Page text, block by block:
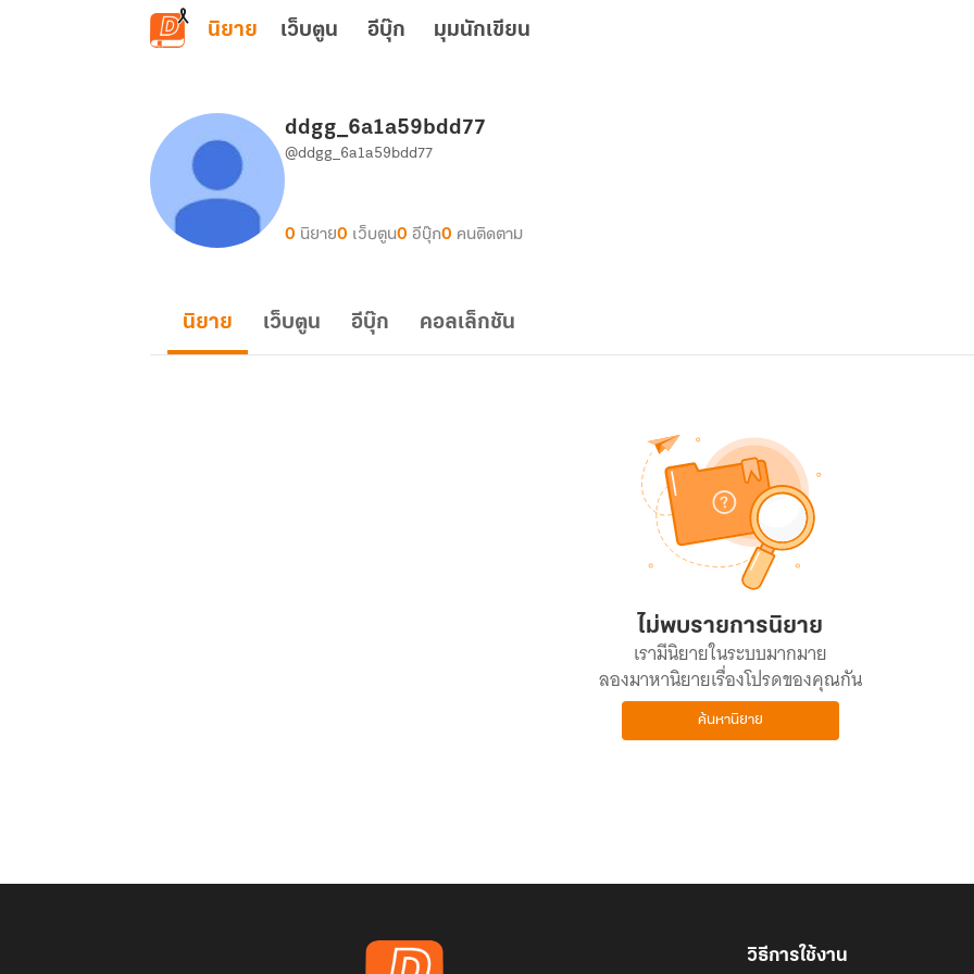
ข้ามไปยังเนื้อหาหลัก
นิยาย เว็บตูน อีบุ๊ก มุมนักเขียน
ddgg_6a1a59bdd77
@ddgg_6a1a59bdd77
0 นิยาย0 เว็บตูน0 อีบุ๊ก0 คนติดตาม
นิยาย เว็บตูน อีบุ๊ก คอลเล็กชัน
ไม่พบรายการนิยาย
เรามีนิยายในระบบมากมาย
ลองมาหานิยายเรื่องโปรดของคุณกัน
ค้นหานิยาย
วิธีการใช้งาน